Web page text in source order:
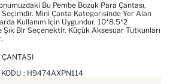
Bu Pembe Bozuk Para Çantası,
Seçimdir. Mini Çanta Kategorisinde Yer Alan
Kullanım Için Uygundur. 10*8.5*2
Şık Bir Seçenektir. Küçük Aksesuar Tutkunları
ÇANTASI
: H9474AXPN114